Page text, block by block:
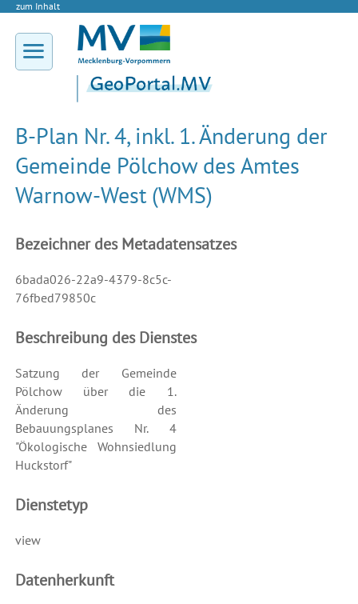
zum Inhalt
B-Plan Nr. 4, inkl. 1. Änderung der
Gemeinde Pölchow des Amtes
Warnow-West (WMS)
Bezeichner des Metadatensatzes
6bada026-22a9-4379-8c5c-
76fbed79850c
Beschreibung des Dienstes
Satzung der Gemeinde
Pölchow über die 1.
Änderung des
Bebauungsplanes Nr. 4
"Ökologische Wohnsiedlung
Huckstorf"
Dienstetyp
view
Datenherkunft